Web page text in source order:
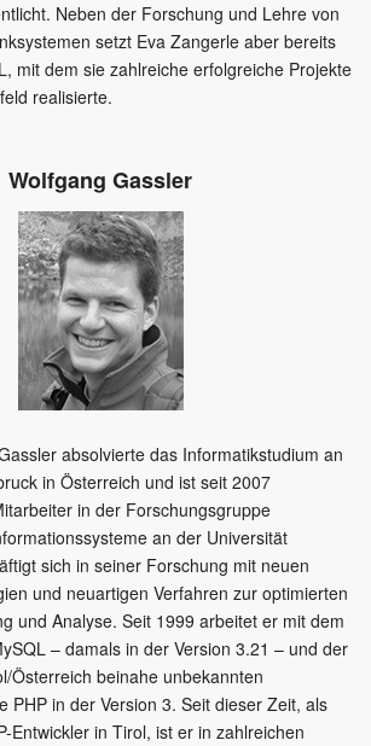
Neben der Forschung und Lehre von
setzt Eva Zangerle aber bereits
mit dem sie zahlreiche erfolgreiche Projekte
realisierte.
Wolfgang Gassler
absolvierte das Informatikstudium an
in Österreich und ist seit 2007
in der Forschungsgruppe
an der Universität
sich in seiner Forschung mit neuen
und neuartigen Verfahren zur optimierten
und Analyse. Seit 1999 arbeitet er mit dem
– damals in der Version 3.21 – und der
Österreich beinahe unbekannten
PHP in der Version 3. Seit dieser Zeit, als
Entwickler in Tirol, ist er in zahlreichen